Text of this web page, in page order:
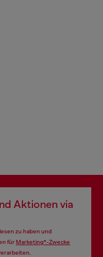
Aktionen via
zu haben und
fürMarketing*-Zwecke